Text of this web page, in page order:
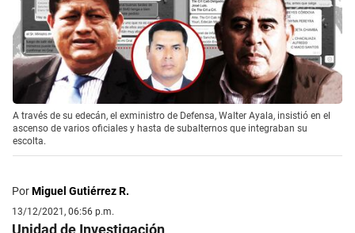
A través de su edecán, el exministro de Defensa, Walter Ayala, insistió en el
ascenso de varios oficiales y hasta de subalternos que integraban su
escolta.
PorMiguel Gutiérrez R.
13/12/2021, 06:56 p.m.
Unidad de Investigación